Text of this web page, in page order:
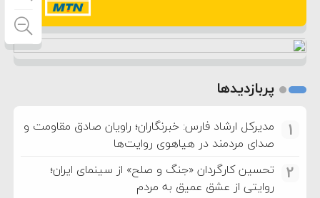
پربازدیدها
1
مدیرکل ارشاد فارس: خبرنگاران؛ راویان صادق مقاومت و
صدای مردمند در هیاهوی روایت‌ها
2
تحسین کارگردان «جنگ و صلح» از سینمای ایران؛
روایتی از عشق عمیق به مردم